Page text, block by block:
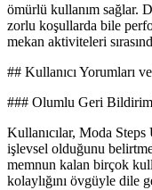
ömürlü kullanım sağlar.
zorlu koşullarda bile
mekan aktiviteleri
## Kullanıcı Yorumları
### Olumlu Geri
Kullanıcılar, Moda
işlevsel olduğunu
memnun kalan birçok
kolaylığını övgüyle dile